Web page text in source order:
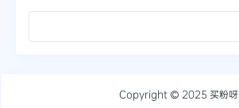
Copyright © 2025 买粉呀